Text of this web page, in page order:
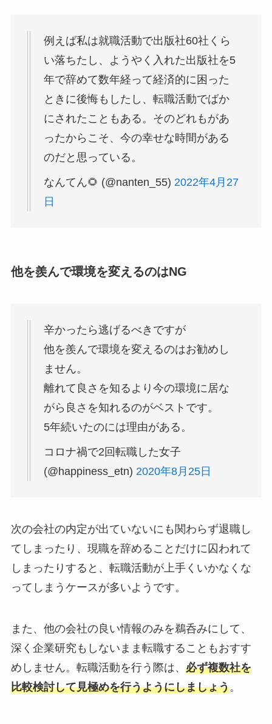
例えば私は就職活動で出版社60社くら
い落ちたし、ようやく入れた出版社を5
年で辞めて数年経って経済的に困った
ときに後悔もしたし、転職活動でばか
にされたこともある。そのどれもがあ
ったからこそ、今の幸せな時間がある
のだと思っている。
なんてん🌻 (@nanten_55) 2022年4月27
日
他を羨んで環境を変えるのはNG
辛かったら逃げるべきですが
他を羨んで環境を変えるのはお勧めし
ません。
離れて良さを知るより今の環境に居な
がら良さを知れるのがベストです。
5年続いたのには理由がある。
コロナ禍で2回転職した女子
(@happiness_etn) 2020年8月25日
次の会社の内定が出ていないにも関わらず退職し
てしまったり、現職を辞めることだけに囚われて
しまったりすると、転職活動が上手くいかなくな
ってしまうケースが多いようです。
また、他の会社の良い情報のみを鵜呑みにして、
深く企業研究もしないまま転職することもおすす
めしません。転職活動を行う際は、 必ず複数社を
比較検討して見極めを行うようにしましょう。